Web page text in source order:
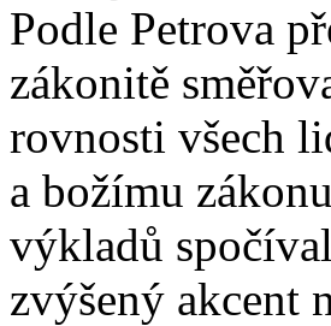
Podle Petrova
zákonitě
rovnosti všech
a božímu
výkladů
zvýšený akcent